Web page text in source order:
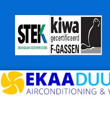
content